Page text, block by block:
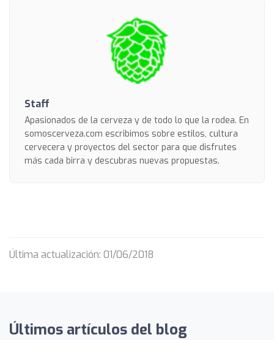
Staff
Apasionados de la cerveza y de todo lo que la rodea. En
somoscerveza.com escribimos sobre estilos, cultura
cervecera y proyectos del sector para que disfrutes
más cada birra y descubras nuevas propuestas.
Última actualización: 01/06/2018
Últimos artículos del blog